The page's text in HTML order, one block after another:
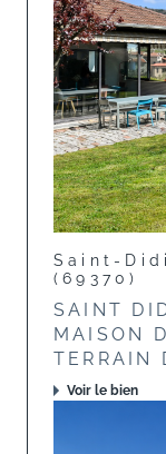
Saint-
(69370)
SAINT
MAISON
TERRAIN
Voir le bien